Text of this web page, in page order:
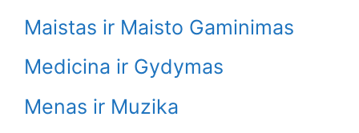
Maistas ir Maisto Gaminimas
Medicina ir Gydymas
Menas ir Muzika